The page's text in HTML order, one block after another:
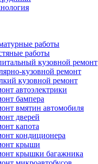
работы
работы
кузовной ремонт
кузовной ремонт
кузовной ремонт
автоэлектрики
бампера
вмятин автомобиля
дверей
капота
кондиционера
крыши
крышки багажника